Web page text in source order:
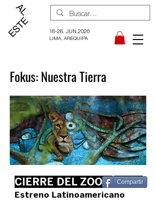
18-28. JUN.2026
LIMA, AREQUIPA
Fokus: Nuestra Tierra
CIERRE DEL ZOOLÓGICO
Compartir
Estreno Latinoamericano